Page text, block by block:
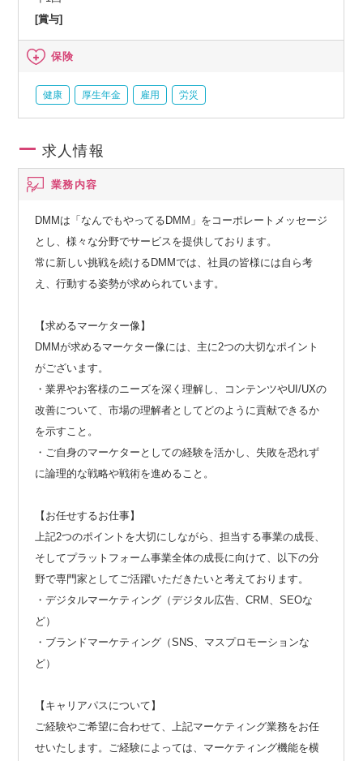
[賞与]
保険
健康 厚生年金 雇用 労災
求人情報
業務内容
DMMは「なんでもやってるDMM」をコーポレートメッセージ
とし、様々な分野でサービスを提供しております。
常に新しい挑戦を続けるDMMでは、社員の皆様には自ら考
え、行動する姿勢が求められています。
【求めるマーケター像】
DMMが求めるマーケター像には、主に2つの大切なポイント
がございます。
・業界やお客様のニーズを深く理解し、コンテンツやUI/UXの
改善について、市場の理解者としてどのように貢献できるか
を示すこと。
・ご自身のマーケターとしての経験を活かし、失敗を恐れず
に論理的な戦略や戦術を進めること。
【お任せするお仕事】
上記2つのポイントを大切にしながら、担当する事業の成長、
そしてプラットフォーム事業全体の成長に向けて、以下の分
野で専門家としてご活躍いただきたいと考えております。
・デジタルマーケティング（デジタル広告、CRM、SEOな
ど）
・ブランドマーケティング（SNS、マスプロモーションな
ど）
【キャリアパスについて】
ご経験やご希望に合わせて、上記マーケティング業務をお任
せいたします。ご経験によっては、マーケティング機能を横